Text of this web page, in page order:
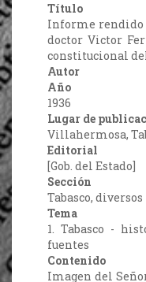
Título
Informe rendido
doctor Victor
constitucional del
Autor
Año
1936
Lugar de
Villahermosa,
Editorial
[Gob. del Estado]
Sección
Tabasco, diversos
Tema
1. Tabasco -
fuentes
Contenido
Imagen del